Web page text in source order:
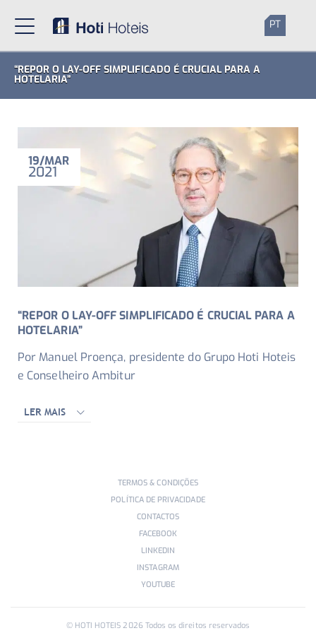
PT
“REPOR O LAY-OFF SIMPLIFICADO É CRUCIAL PARA A
HOTELARIA”
19 MAR
2021
“REPOR O LAY-OFF SIMPLIFICADO É CRUCIAL PARA A
HOTELARIA”
Por Manuel Proença, presidente do Grupo Hoti Hoteis
e Conselheiro Ambitur
LER MAIS
TERMOS & CONDIÇÕES
POLÍTICA DE PRIVACIDADE
CONTACTOS
FACEBOOK
LINKEDIN
INSTAGRAM
YOUTUBE
© HOTI HOTEIS2026 Todos os direitos reservados